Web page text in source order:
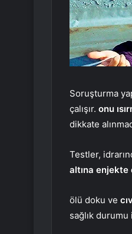
Soruşturma
çalışır. onu
dikkate
Testler,
altına enjekte
ölü doku ve
sağlık durumu